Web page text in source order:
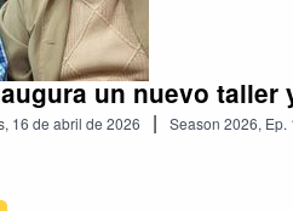
un nuevo
16 de abril de 2026 | Season 2026, Ep.